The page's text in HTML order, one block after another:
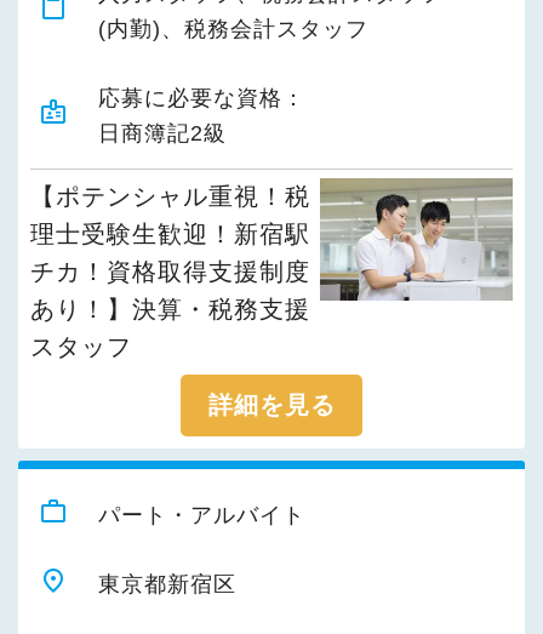
content_paste
(内勤)、税務会計スタッフ
badge
応募に必要な資格：
日商簿記2級
【ポテンシャル重視！税
理士受験生歓迎！新宿駅
チカ！資格取得支援制度
あり！】決算・税務支援
スタッフ
詳細を見る
work_outline パート・アルバイト
place 東京都新宿区